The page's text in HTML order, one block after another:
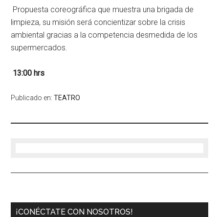
Propuesta coreográfica que muestra una brigada de
limpieza, su misión será concientizar sobre la crisis
ambiental gracias a la competencia desmedida de los
supermercados.
13:00 hrs
Publicado en:TEATRO
¡CONÉCTATE CON NOSOTROS!